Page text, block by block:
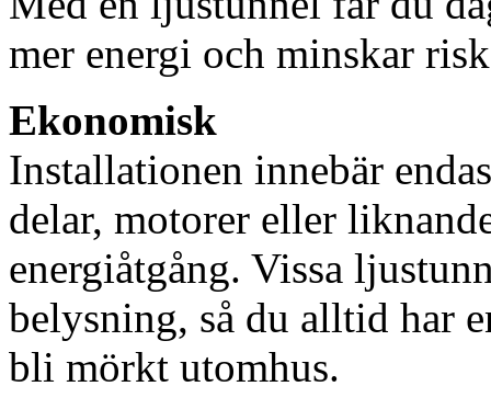
mer energi och minskar
Ekonomisk
Installationen innebär
delar, motorer eller
energiåtgång. Vissa
belysning, så du alltid har
bli mörkt utomhus.